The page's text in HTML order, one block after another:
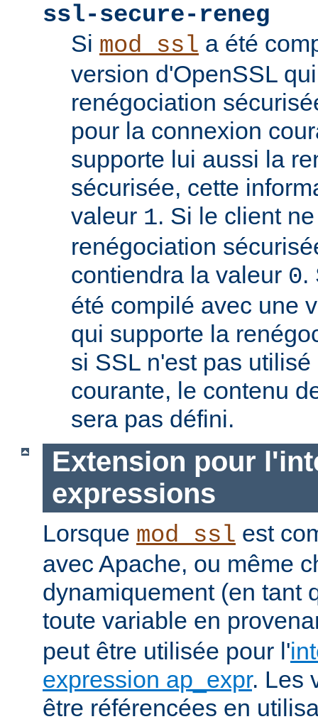
ssl-secure-reneg
Si mod_ssl a été
version d'OpenSSL
renégociation
pour la connexion
supporte lui aussi la
sécurisée, cette
valeur 1. Si le client
renégociation
contiendra la valeur 0.
été compilé avec une
qui supporte la
si SSL n'est pas
courante, le contenu
sera pas défini.
Extension pour
expressions
Lorsque mod_ssl est
avec Apache, ou même
dynamiquement (en tant
toute variable en
peut être utilisée pour l'
expression ap_expr. Les
être référencées en